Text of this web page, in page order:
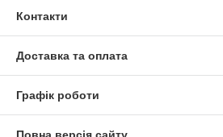
Контакти
Доставка та оплата
Графік роботи